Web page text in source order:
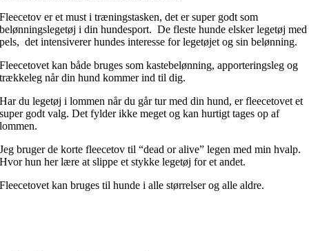
Fleecetov er et must i træningstasken, det er super godt som
belønningslegetøj i din hundesport. De fleste hunde elsker legetøj med
pels, det intensiverer hundes interesse for legetøjet og sin belønning.
Fleecetovet kan både bruges som kastebelønning, apporteringsleg og
trækkeleg når din hund kommer ind til dig.
Har du legetøj i lommen når du går tur med din hund, er fleecetovet et
super godt valg. Det fylder ikke meget og kan hurtigt tages op af
lommen.
Jeg bruger de korte fleecetov til “dead or alive” legen med min hvalp.
Hvor hun her lære at slippe et stykke legetøj for et andet.
Fleecetovet kan bruges til hunde i alle størrelser og alle aldre.